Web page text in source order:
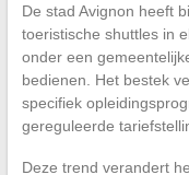
De stad Avignon heeft
toeristische shuttles in
onder een
bedienen. Het bestek
specifiek
gereguleerde
Deze trend verandert